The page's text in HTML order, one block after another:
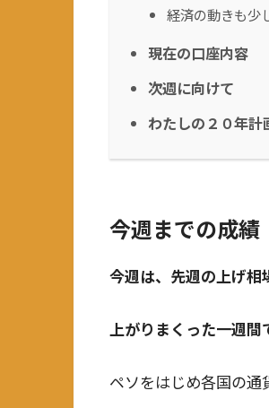
経済の動きも少
現在の口座内容
次週に向けて
わたしの２０年計
今週までの成績
今週は、先週の上げ相
上がりまくった一週
ペソをはじめ各国の通